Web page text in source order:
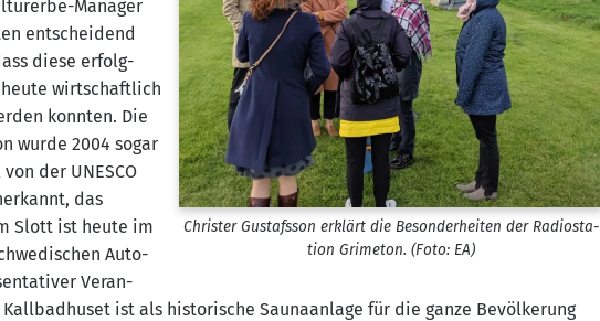
Chris­ter Gustafs­son erklärt die Beson­der­hei­ten der Radio­sta­
ti­on Gri­me­ton. (Foto: EA)
Mana­ger
ent­schei­dend
die­se erfolg­
wirt­schaft­lich
konn­ten. Die
wur­de 2004 sogar
der UNESCO
das
Slott ist heu­te im
Auto­
Ver­an­
ist als his­to­ri­sche Sau­na­an­la­ge für die gan­ze Bevöl­ke­rung